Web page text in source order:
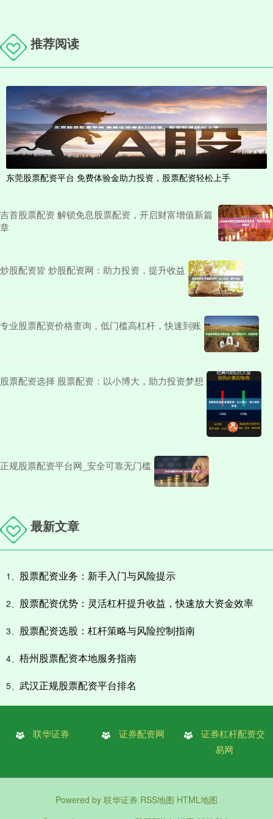
推荐阅读
东莞股票配资平台 免费体验金助力投资，股票配资轻松上手
吉首股票配资 解锁免息股票配资，开启财富增值新篇
章
炒股配资皆 炒股配资网：助力投资，提升收益
专业股票配资价格查询，低门槛高杠杆，快速到账
股票配资选择 股票配资：以小博大，助力投资梦想
正规股票配资平台网_安全可靠无门槛
最新文章
1、 股票配资业务：新手入门与风险提示
2、 股票配资优势：灵活杠杆提升收益，快速放大资金效率
3、 股票配资选股：杠杆策略与风险控制指南
4、 梧州股票配资本地服务指南
5、 武汉正规股票配资平台排名
联华证券 证券配资网
证券杠杆配资交
易网
Powered by 联华证券 RSS地图 HTML地图